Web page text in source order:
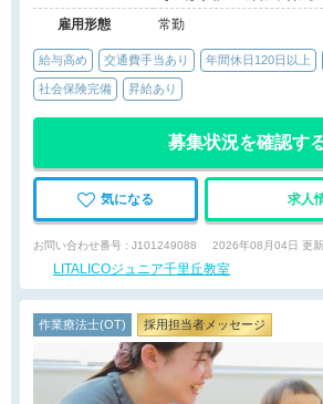
雇用形態
常勤
給与高め 交通費手当あり 年間休日120日以上
社会保険完備 昇給あり
募集状況を確認す
気になる 求人
お問い合わせ番号 : J101249088 2026年08月04日 更新
LITALICOジュニア千里丘教室
作業療法士(OT) 採用担当者メッセージ